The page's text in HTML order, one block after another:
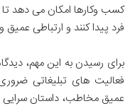
کسب وکارها امکان می دهد
فرد پیدا کنند و ارتباطی عمیق
برای رسیدن به این مهم،
فعالیت های تبلیغاتی
عمیق مخاطب، داستان سرایی